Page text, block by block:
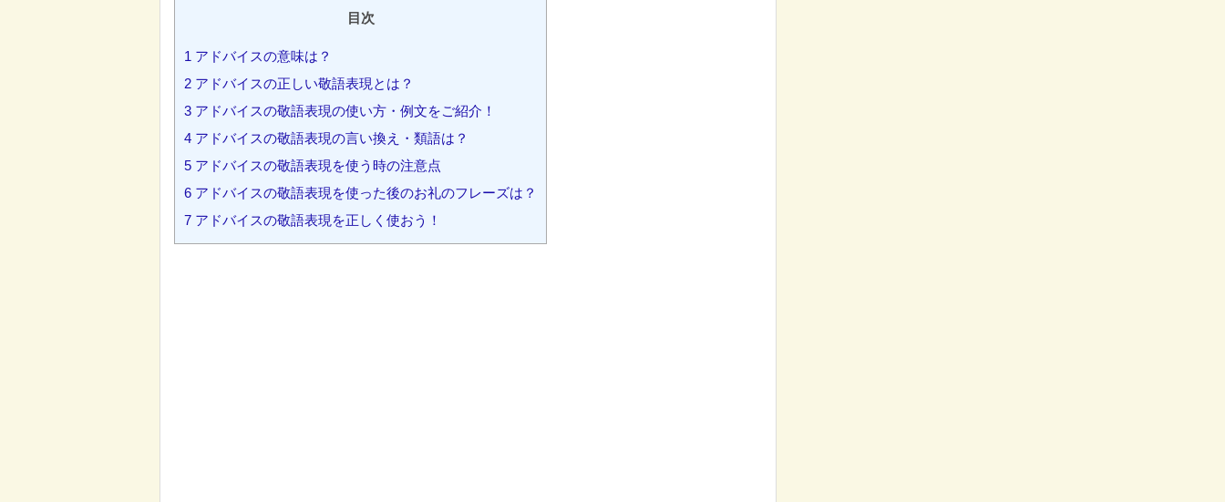
目次
1 アドバイスの意味は？
2 アドバイスの正しい敬語表現とは？
3 アドバイスの敬語表現の使い方・例文をご紹介！
4 アドバイスの敬語表現の言い換え・類語は？
5 アドバイスの敬語表現を使う時の注意点
6 アドバイスの敬語表現を使った後のお礼のフレーズは？
7 アドバイスの敬語表現を正しく使おう！